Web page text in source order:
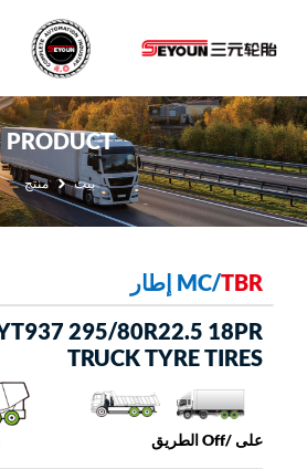
PRODUCT
بيت منتج
TBR
/MC إطار
295/80R22.5 18PR
TRUCK TYRE TIRES
على /Off الطريق